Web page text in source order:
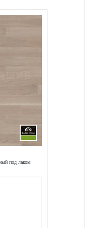
под лаком